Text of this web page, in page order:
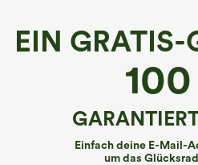
EIN GRATIS-
Einfach deine E-Mail-
um das
SoftlyZero™ Airy*
Softlyzero™ Airy Solid
Golfsportoberteil-UPF50+
€20,95 EUR